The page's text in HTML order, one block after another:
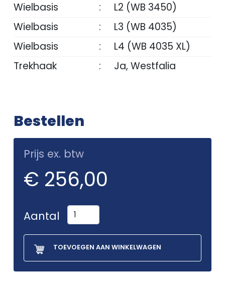
Wielbasis
:
L2 (WB 3450)
Wielbasis
:
L3 (WB 4035)
Wielbasis
:
L4 (WB 4035 XL)
Trekhaak
: Ja, Westfalia
Bestellen
Prijs ex. btw
€ 256,00
Aantal
TOEVOEGEN AAN WINKELWAGEN